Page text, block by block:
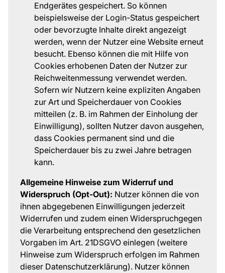
Endgerätes gespeichert. So können
beispielsweise der Login-Status gespeichert
oder bevorzugte Inhalte direkt angezeigt
werden, wenn der Nutzer eine Website erneut
besucht. Ebenso können die mit Hilfe von
Cookies erhobenen Daten der Nutzer zur
Reichweitenmessung verwendet werden.
Sofern wir Nutzern keine expliziten Angaben
zur Art und Speicherdauer von Cookies
mitteilen (z. B. im Rahmen der Einholung der
Einwilligung), sollten Nutzer davon ausgehen,
dass Cookies permanent sind und die
Speicherdauer bis zu zwei Jahre betragen
kann.
Allgemeine Hinweise zum Widerruf und
Widerspruch (Opt-Out): Nutzer können die von
ihnen abgegebenen Einwilligungen jederzeit
Widerrufen und zudem einen Widerspruchgegen
die Verarbeitung entsprechend den gesetzlichen
Vorgaben im Art. 21DSGVO einlegen (weitere
Hinweise zum Widerspruch erfolgen im Rahmen
dieser Datenschutzerklärung). Nutzer können